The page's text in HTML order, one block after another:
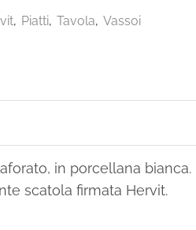
, Piatti, Tavola, Vassoi
in porcellana bianca.
scatola firmata Hervit.